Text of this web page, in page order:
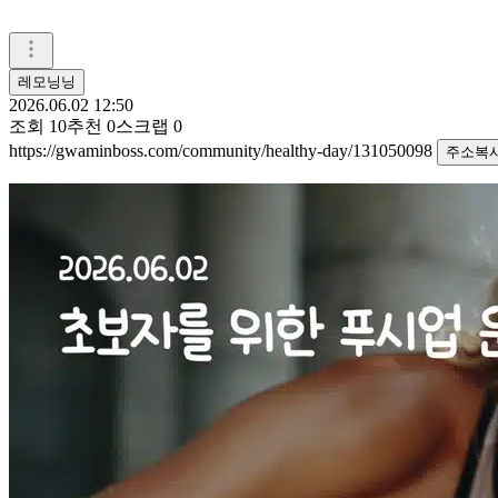
레모닝닝
2026.06.02 12:50
조회 10추천 0스크랩 0
https://gwaminboss.com/community/healthy-day/131050098
주소복